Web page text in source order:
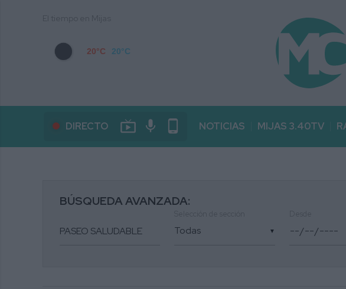
20°C 20°C
DIRECTO live_tv mic phone_android NOTICIAS MIJAS 3.40TV
BÚSQUEDA AVANZADA:
▼